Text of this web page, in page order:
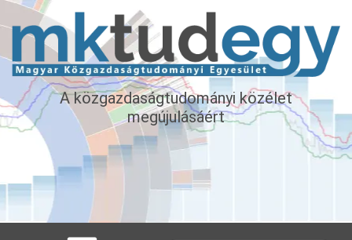
A közgazdaságtudományi közélet
megújulásáért